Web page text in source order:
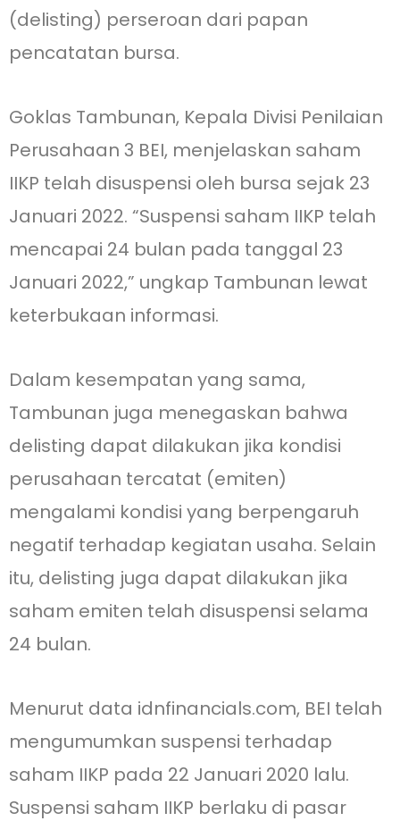
(delisting) perseroan dari papan
pencatatan bursa.
Goklas Tambunan, Kepala Divisi Penilaian
Perusahaan 3 BEI, menjelaskan saham
IIKP telah disuspensi oleh bursa sejak 23
Januari 2022. “Suspensi saham IIKP telah
mencapai 24 bulan pada tanggal 23
Januari 2022,” ungkap Tambunan lewat
keterbukaan informasi.
Dalam kesempatan yang sama,
Tambunan juga menegaskan bahwa
delisting dapat dilakukan jika kondisi
perusahaan tercatat (emiten)
mengalami kondisi yang berpengaruh
negatif terhadap kegiatan usaha. Selain
itu, delisting juga dapat dilakukan jika
saham emiten telah disuspensi selama
24 bulan.
Menurut data idnfinancials.com, BEI telah
mengumumkan suspensi terhadap
saham IIKP pada 22 Januari 2020 lalu.
Suspensi saham IIKP berlaku di pasar